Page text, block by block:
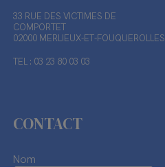
33 RUE DES VICTIMES DE
COMPORTET
02000 MERLIEUX-ET-FOUQUEROLLES
TEL : 03 23 80 03 03
CONTACT
Nom